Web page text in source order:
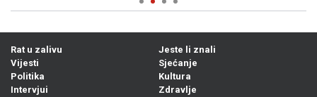
Rat u zalivu
Vijesti
Politika
Intervjui
Jeste li znali
Sjećanje
Kultura
Zdravlje